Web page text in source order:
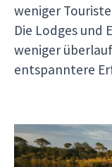
weniger
Die Lodges und
weniger
entspanntere